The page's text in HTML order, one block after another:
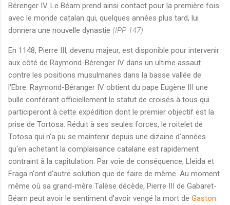
Bérenger IV. Le Béarn prend ainsi contact pour la première fois
avec le monde catalan qui, quelques années plus tard, lui
donnera une nouvelle dynastie (IPP 147).
En 1148, Pierre III, devenu majeur, est disponible pour intervenir
aux côté de Raymond-Bérenger IV dans un ultime assaut
contre les positions musulmanes dans la basse vallée de
l'Ebre. Raymond-Béranger IV obtient du pape Eugène III une
bulle conférant officiellement le statut de croisés à tous qui
participeront à cette expédition dont le premier objectif est la
prise de Tortosa. Réduit à ses seules forces, le roitelet de
Totosa qui n'a pu se maintenir depuis une dizaine d'années
qu'en achetant la complaisance catalane est rapidement
contraint à la capitulation. Par voie de conséquence, Lleida et
Fraga n'ont d'autre solution que de faire de même. Au moment
même où sa grand-mère Talèse décède, Pierre III de Gabaret-
Béarn peut avoir le sentiment d'avoir vengé la mort de Gaston